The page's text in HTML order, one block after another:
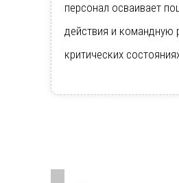
персонал осваивает
действия и командную
критических